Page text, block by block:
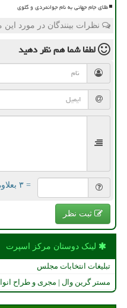
طلای جام جهانی به نام جوانمردی و گلوی
نظرات بینندگان در مورد
لطفا شما همنظر دهید
= ۳ بعلاوه ۳
ثبت نظر
لینک دوستان مركز اسپرت
تبلیغات انتخابات مجلس
مستر گرین وال | مجری و طراح